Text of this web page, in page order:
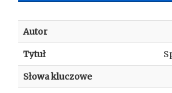
Autor
Tytuł
Słowa kluczowe